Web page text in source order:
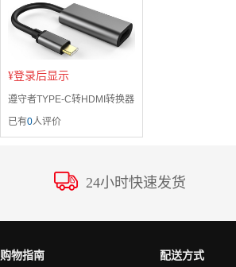
¥登录后显示
遵守者TYPE-C转HDMI转换器
已有0人评价
24小时快速发货
购物指南 配送方式